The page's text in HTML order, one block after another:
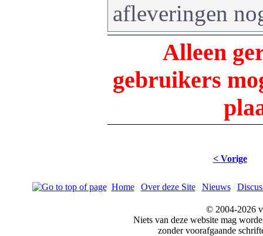
afleveringen
Alleen
gebruikers
< Vorige
Home| Over deze Site| Nieuws|
© 2004-2026
Niets van deze website mag
zonder voorafgaande